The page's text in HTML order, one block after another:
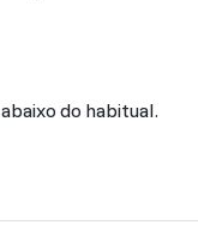
do habitual.